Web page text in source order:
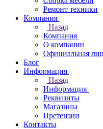
Ремонт техники
Компания
Назад
Компания
О компании
Официальная
Блог
Информация
Назад
Информация
Реквизиты
Магазины
Претензии
Контакты